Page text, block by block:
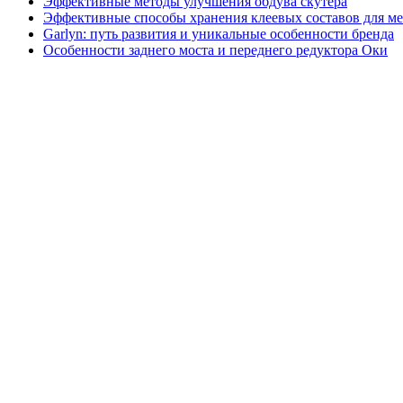
Эффективные способы хранения клеевых составов для
Garlyn: путь развития и уникальные особенности бренда
Особенности заднего моста и переднего редуктора Оки